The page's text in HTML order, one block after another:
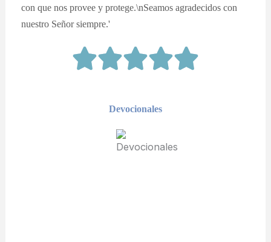
con que nos provee y protege.\nSeamos agradecidos con
nuestro Señor siempre.'
Devocionales